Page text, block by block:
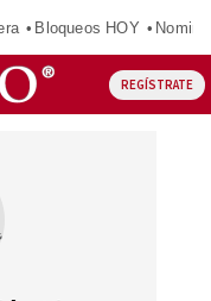
Bloqueos HOY
REGÍSTRATE